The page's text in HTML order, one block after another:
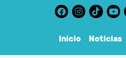
Inicio Noticias